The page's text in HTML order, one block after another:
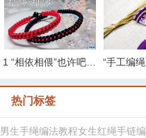
热门标签
男生手绳编法教程女生红绳手链